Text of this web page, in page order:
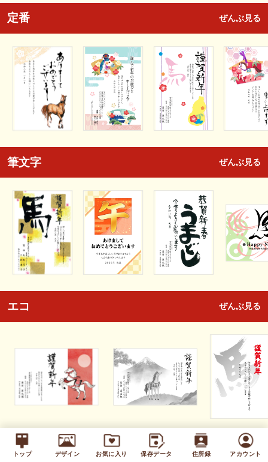
トップ デザイン お気に入り 保存データ 住所録 アカウント
定番 ぜんぶ見る
筆文字 ぜんぶ見る
エコ ぜんぶ見る
キッズ ぜんぶ見る